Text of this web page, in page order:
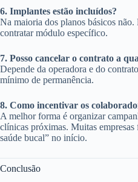
6. Implantes estão incluídos?
Na maioria dos planos básicos não.
contratar módulo específico.
7. Posso cancelar o contrato a
Depende da operadora e do
mínimo de permanência.
8. Como incentivar os
A melhor forma é organizar
clínicas próximas. Muitas empresas
saúde bucal” no início.
Conclusão